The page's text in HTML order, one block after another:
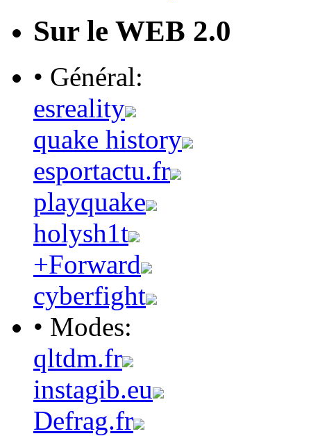
Sur le WEB 2.0
• Général:
esreality
quake history
esportactu.fr
playquake
holysh1t
+Forward
cyberfight
• Modes:
qltdm.fr
instagib.eu
Defrag.fr